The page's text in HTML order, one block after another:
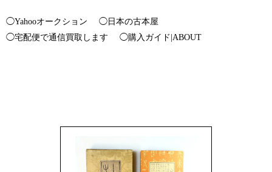
◯Yahooオークション
◯日本の古本屋
◯宅配便で通信買取します
◯購入ガイド|ABOUT